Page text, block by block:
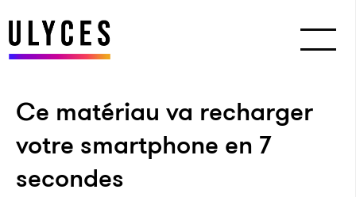
Ce matériau va recharger
votre smartphone en 7
secondes